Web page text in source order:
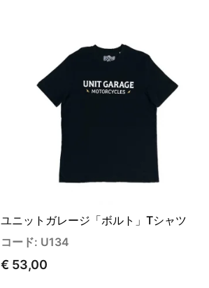
ユニットガレージ「ボルト」Tシャツ
コード: U134
€ 53,00